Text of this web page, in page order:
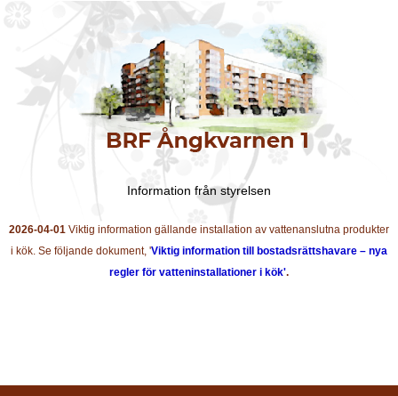
Information från styrelsen
2026-04-01 Viktig information gällande installation av vattenanslutna produkter
i kök. Se följande dokument, 'Viktig information till bostadsrättshavare – nya
regler för vatteninstallationer i kök'.